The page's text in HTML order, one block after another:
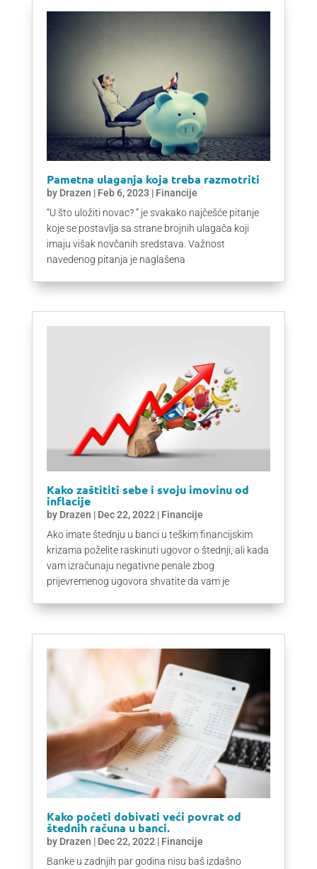
Pametna ulaganja koja treba razmotriti
by Drazen | Feb 6, 2023 | Financije
“U što uložiti novac? ” je svakako najčešće pitanje
koje se postavlja sa strane brojnih ulagača koji
imaju višak novčanih sredstava. Važnost
navedenog pitanja je naglašena
Kako zaštititi sebe i svoju imovinu od
inflacije
by Drazen | Dec 22, 2022| Financije
Ako imate štednju u banci u teškim financijskim
krizama poželite raskinuti ugovor o štednji, ali kada
vam izračunaju negativne penale zbog
prijevremenog ugovora shvatite da vam je
Kako početi dobivati ​​veći povrat od
štednih računa u banci.
by Drazen | Dec 22, 2022 | Financije
Banke u zadnjih par godina nisu baš izdašno